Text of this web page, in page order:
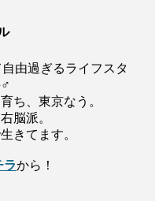
由過ぎるライフスタ
ち、東京なう。
脳派。
きてます。
ラから！